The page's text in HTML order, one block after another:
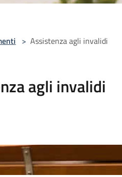
> Assistenza agli invalidi
agli invalidi